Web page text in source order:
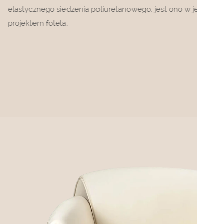
elastycznego siedzenia poliuretanowego, jest ono w
projektem fotela.